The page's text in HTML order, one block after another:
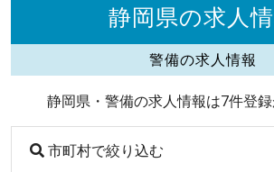
静岡県の求人
警備の求人情報
静岡県・警備の求人情報は7件登録
市町村で絞り込む